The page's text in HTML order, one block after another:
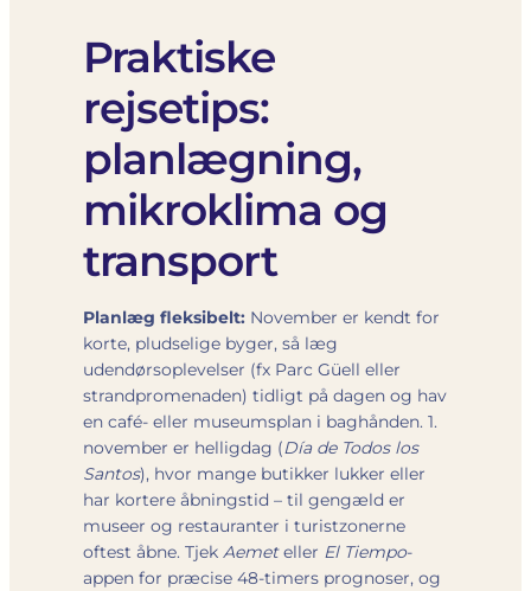
Praktiske
rejsetips:
planlægning,
mikroklima og
transport
Planlæg fleksibelt: November er kendt for
korte, pludselige byger, så læg
udendørsoplevelser (fx Parc Güell eller
strandpromenaden) tidligt på dagen og hav
en café- eller museums­plan i baghånden. 1.
november er helligdag (Día de Todos los
Santos), hvor mange butikker lukker eller
har kortere åbningstid – til gengæld er
museer og restauranter i turistzonerne
oftest åbne. Tjek Aemeteller El Tiempo-
appen for præcise 48-timers prognoser, og